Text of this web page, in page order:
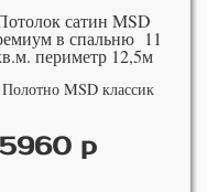
сатин MSD
в спальню 11
периметр 12,5м
Полотно MSD классик
5960 р